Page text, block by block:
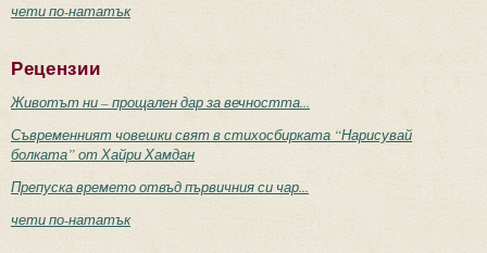
чети по-нататък
Рецензии
Животът ни – прощален дар за вечността...
Съвременният човешки свят в стихосбирката “Нарисувай
болката” от Хайри Хамдан
Препуска времето отвъд първичния си чар...
чети по-нататък